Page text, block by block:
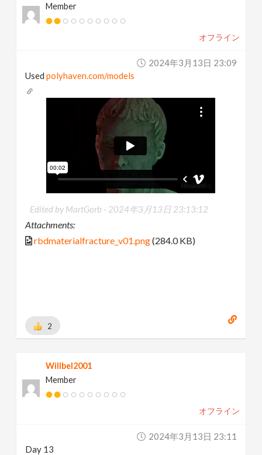
Member
オフライン
2024年3月13日 23:09
Usedpolyhaven.com/models
Edited by MartGorb - 2024年3月13日 23:13:12
Attachments:
rbdmaterialfracture_v01.png(284.0 KB)
2
Willbel2001
Member
オフライン
2024年3月13日 23:11
Day 13